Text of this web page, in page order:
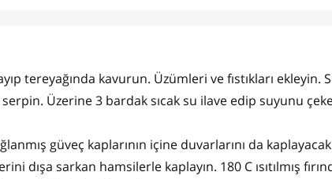
tereyağında kavurun. Üzümleri ve fıstıkları ekleyin.
Üzerine 3 bardak sıcak su ilave edip suyunu
güveç kaplarının içine duvarlarını da
dışa sarkan hamsilerle kaplayın. 180 C ısıtılmış